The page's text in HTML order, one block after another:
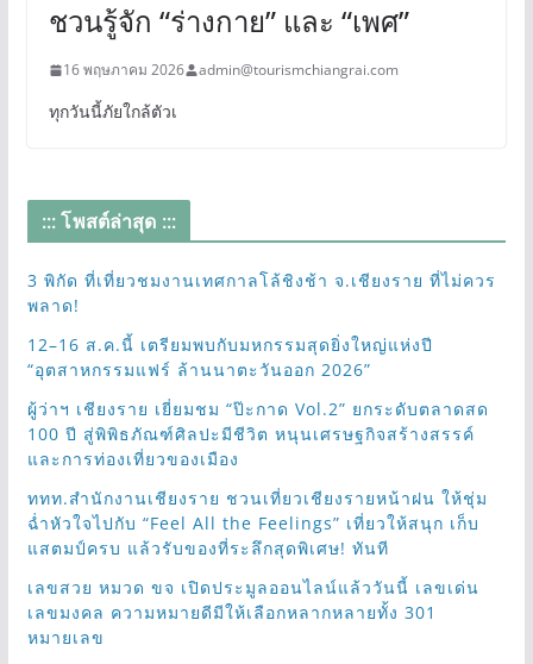
ชวนรู้จัก “ร่างกาย” และ “เพศ”
16 พฤษภาคม 2026 admin@tourismchiangrai.com
ทุกวันนี้ภัยใกล้ตัวเ
::: โพสต์ล่าสุด :::
3 พิกัด ที่เที่ยวชมงานเทศกาลโล้ชิงช้า จ.เชียงราย ที่ไม่ควร
พลาด!
12–16 ส.ค.นี้ เตรียมพบกับมหกรรมสุดยิ่งใหญ่แห่งปี
“อุตสาหกรรมแฟร์ ล้านนาตะวันออก 2026”
ผู้ว่าฯ เชียงราย เยี่ยมชม “ป๊ะกาด Vol.2” ยกระดับตลาดสด
100 ปี สู่พิพิธภัณฑ์ศิลปะมีชีวิต หนุนเศรษฐกิจสร้างสรรค์
และการท่องเที่ยวของเมือง
ททท.สำนักงานเชียงราย ชวนเที่ยวเชียงรายหน้าฝน ให้ชุ่ม
ฉ่ำหัวใจไปกับ “Feel All the Feelings” เที่ยวให้สนุก เก็บ
แสตมป์ครบ แล้วรับของที่ระลึกสุดพิเศษ! ทันที
เลขสวย หมวด ขจ เปิดประมูลออนไลน์แล้ววันนี้ เลขเด่น
เลขมงคล ความหมายดีมีให้เลือกหลากหลายทั้ง 301
หมายเลข